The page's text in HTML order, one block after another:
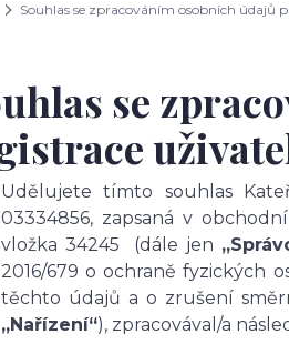
Souhlas se zpracováním osobních údajů
se
Udělujete tímto souhlas
03334856, zapsaná v
vložka 34245 (dále jen
2016/679 o ochraně fyzických
těchto údajů a o zrušení
„Nařízení“), zpracovával/a